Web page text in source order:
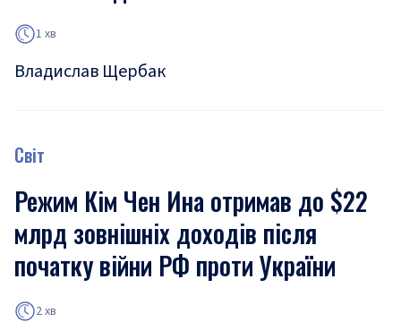
1 хв
Владислав Щербак
Світ
Режим Кім Чен Ина отримав до $22
млрд зовнішніх доходів після
початку війни РФ проти України
2 хв